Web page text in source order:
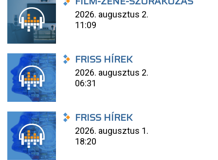
2026. augusztus 2.
11:09
FRISS HÍREK
2026. augusztus 2.
06:31
FRISS HÍREK
2026. augusztus 1.
18:20